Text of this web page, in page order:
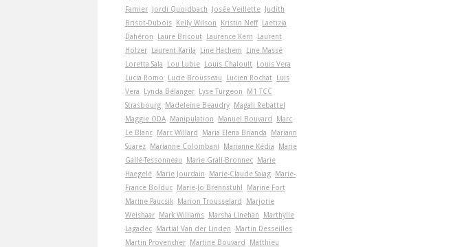
Farnier Jordi Quoidbach Josée Veillette Judith
Brisot-Dubois Kelly Wilson Kristin Neff Laetizia
Dahéron
Laure Bricout Laurence Kern
Laurent
Holzer Laurent Karila Line Hachem
Line Massé
Loretta Sala
Lou Lubie Louis Chaloult Louis Vera
Lucia Romo
Lucie Brousseau Lucien Rochat Luis
Vera
Lynda Bélanger Lyse Turgeon
M1 TCC
Strasbourg Madeleine Beaudry Magali Rebattel
Maggie ODA Manipulation Manuel Bouvard
Marc
Le Blanc Marc Willard Maria Elena Brianda
Mariann
Suarez Marianne Colombani Marianne Kédia
Marie
Gallé-Tessonneau
Marie Grall-Bronnec Marie
Haegelé Marie Jourdain Marie-Claude Saiag Marie-
France Bolduc Marie-Jo Brennstuhl
Marine Fort
Marine Paucsik Marion Trousselard
Marjorie
Weishaar Mark Williams Marsha Linehan
Marthylle
Lagadec Martial Van der Linden
Martin Desseilles
Martin Provencher Martine Bouvard
Matthieu